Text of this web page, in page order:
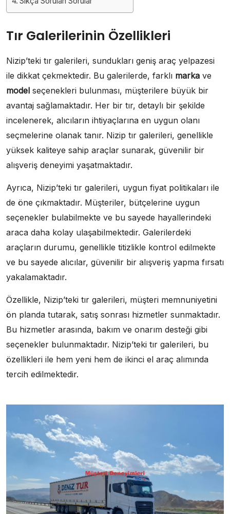
Tır Galerilerinin Özellikleri
Nizip’teki tır galerileri, sundukları geniş araç yelpazesi
ile dikkat çekmektedir. Bu galerilerde, farklı marka ve
model seçenekleri bulunması, müşterilere büyük bir
avantaj sağlamaktadır. Her bir tır, detaylı bir şekilde
incelenerek, alıcıların ihtiyaçlarına en uygun olanı
seçmelerine olanak tanır. Nizip tır galerileri, genellikle
yüksek kaliteye sahip araçlar sunarak, güvenilir bir
alışveriş deneyimi yaşatmaktadır.
Ayrıca, Nizip’teki tır galerileri, uygun fiyat politikaları ile
de öne çıkmaktadır. Müşteriler, bütçelerine uygun
seçenekler bulabilmekte ve bu sayede hayallerindeki
araca daha kolay ulaşabilmektedir. Galerilerdeki
araçların durumu, genellikle titizlikle kontrol edilmekte
ve bu sayede alıcılar, güvenilir bir alışveriş yapma fırsatı
yakalamaktadır.
Özellikle, Nizip’teki tır galerileri, müşteri memnuniyetini
ön planda tutarak, satış sonrası hizmetler sunmaktadır.
Bu hizmetler arasında, bakım ve onarım desteği gibi
seçenekler bulunmaktadır. Nizip’teki tır galerileri, bu
özellikleri ile hem yeni hem de ikinci el araç alımında
tercih edilmektedir.